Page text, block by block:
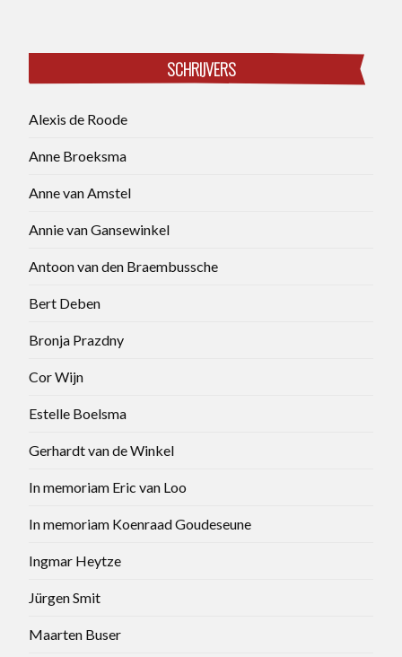
SCHRIJVERS
Alexis de Roode
Anne Broeksma
Anne van Amstel
Annie van Gansewinkel
Antoon van den Braembussche
Bert Deben
Bronja Prazdny
Cor Wijn
Estelle Boelsma
Gerhardt van de Winkel
In memoriam Eric van Loo
In memoriam Koenraad Goudeseune
Ingmar Heytze
Jürgen Smit
Maarten Buser